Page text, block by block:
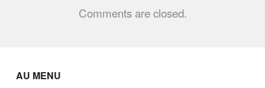
Comments are closed.
AU MENU